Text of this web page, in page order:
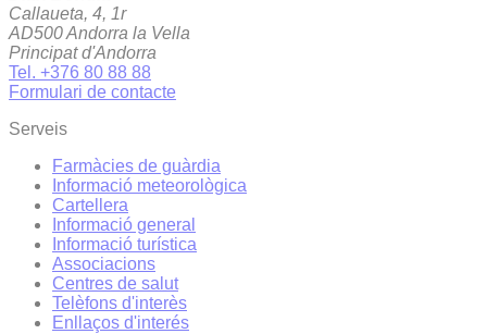
Callaueta, 4, 1r
AD500 Andorra la Vella
Principat d'Andorra
Tel. +376 80 88 88
Formulari de contacte
Serveis
Farmàcies de guàrdia
Informació meteorològica
Cartellera
Informació general
Informació turística
Associacions
Centres de salut
Telèfons d'interès
Enllaços d'interés